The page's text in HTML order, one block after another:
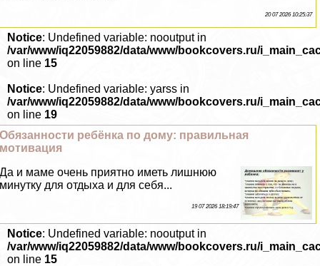
20 07 2026 10:25:37
Notice: Undefined variable: nooutput in
/var/www/iq22059882/data/www/bookcovers.ru/
on line 15
Notice: Undefined variable: yarss in
/var/www/iq22059882/data/www/bookcovers.ru/
on line 19
Обязанности ребёнка по дому: правильная
мотивация
Да и маме очень приятно иметь лишнюю
минутку для отдыха и для себя...
19 07 2026 18:19:47
Notice: Undefined variable: nooutput in
/var/www/iq22059882/data/www/bookcovers.ru/
on line 15